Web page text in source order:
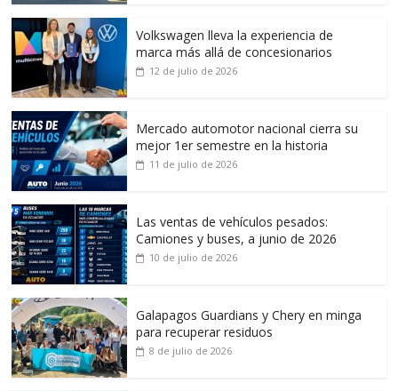
Volkswagen lleva la experiencia de
marca más allá de concesionarios
12 de julio de 2026
Mercado automotor nacional cierra su
mejor 1er semestre en la historia
11 de julio de 2026
Las ventas de vehículos pesados:
Camiones y buses, a junio de 2026
10 de julio de 2026
Galapagos Guardians y Chery en minga
para recuperar residuos
8 de julio de 2026